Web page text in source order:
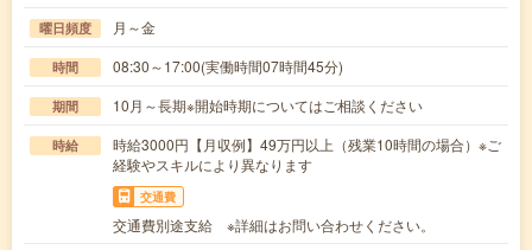
曜日頻度 月～金
時間 08:30～17:00(実働時間07時間45分)
期間 10月～長期※開始時期についてはご相談ください
時給
時給3000円【月収例】49万円以上（残業10時間の場合）※ご
経験やスキルにより異なります
交通費
交通費別途支給 ※詳細はお問い合わせください。